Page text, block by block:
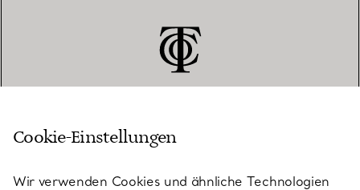
KUNDENSERVICE
Cookie-Einstellungen
Wir verwenden Cookies und ähnliche Technologien